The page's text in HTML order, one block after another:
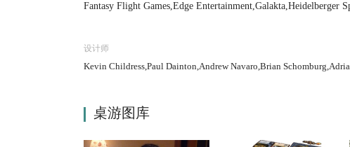
Fantasy Flight Games,Edge Entertainment,Galakta,Heidelberger
设计师
Kevin Childress,Paul Dainton,Andrew Navaro,Brian
桌游图库